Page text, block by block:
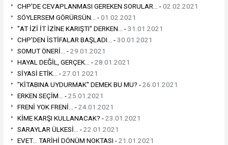
CHP'DE CEVAPLANMASI GEREKEN SORULAR... -02.02.2021
SÖYLERSEM GÖRÜRSÜN... -01.02.2021
"AT İZİ İT İZİNE KARIŞTI" DERKEN... -31.01.2021
CHP'DEN İSTİFALAR BAŞLADI... -30.01.2021
SOMUT ÖNERİ... -29.01.2021
HAYAL DEĞİL, GERÇEK... -28.01.2021
SİYASİ ETİK... -27.01.2021
"KİTABINA UYDURMAK" DEMEK BU MU? -26.01.2021
ERKEN SEÇİM... -25.01.2021
FRENİ YOK FRENİ... -24.01.2021
KİME KARŞI KULLANACAK? -23.01.2021
SARAYLAR ÜLKESİ... -22.01.2021
EVET... TARİHİ DÖNÜM NOKTASI -21.01.2021